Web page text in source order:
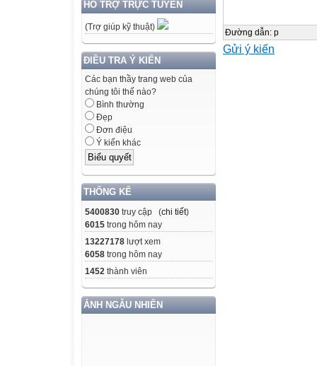
HỖ TRỢ TRỰC TUYẾN
(Trợ giúp kỹ thuật)
ĐIỀU TRA Ý KIẾN
Các bạn thầy trang web của
chúng tôi thế nào?
Bình thường
Đẹp
Đơn điệu
Ý kiến khác
THỐNG KÊ
5400830 truy cập (chi tiết)
6015 trong hôm nay
13227178 lượt xem
6058 trong hôm nay
1452 thành viên
ẢNH NGẪU NHIÊN
KIỂM TRA
Môn: Toán –
Đường dẫn: p
Gửi ý kiến